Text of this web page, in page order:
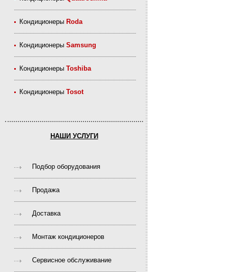
Кондиционеры Roda
КондиционерыSamsung
КондиционерыToshiba
КондиционерыTosot
НАШИ УСЛУГИ
Подбор оборудования
Продажа
Доставка
Монтаж кондиционеров
Сервисное обслуживание